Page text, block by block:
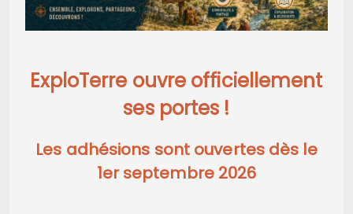
ExploTerre ouvre officiellement
ses portes !
Les adhésions sont ouvertes dès le
1er septembre 2026